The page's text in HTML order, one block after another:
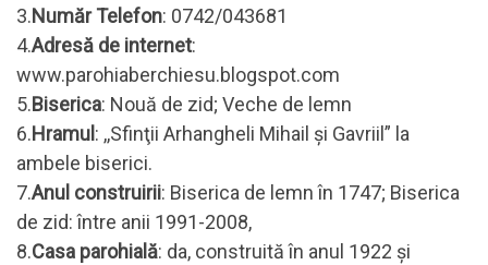
3.Număr Telefon: 0742/043681
4.Adresă de internet:
www.parohiaberchiesu.blogspot.com
5.Biserica: Nouă de zid; Veche de lemn
6.Hramul : ,,Sfinţii Arhangheli Mihail şi Gavriil” la
ambele biserici.
7.Anul construirii: Biserica de lemn în 1747; Biserica
de zid: între anii 1991-2008,
8.Casa parohială: da, construită în anul 1922 și